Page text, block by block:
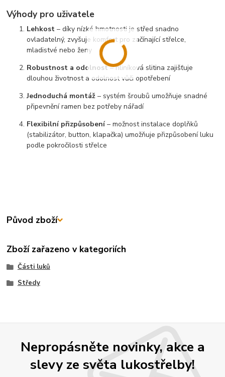
Výhody pro uživatele
Lehkost – díky nízké hmotnosti je střed snadno
ovladatelný, zvyšuje komfort pro začínající střelce,
mladistvé nebo ženy
Robustnost a odolnost– hliníková slitina zajišťuje
dlouhou životnost a odolnost vůči opotřebení
Jednoduchá montáž – systém šroubů umožňuje snadné
připevnění ramen bez potřeby nářadí
Flexibilní přizpůsobení– možnost instalace doplňků
(stabilizátor, button, klapačka) umožňuje přizpůsobení luku
podle pokročilosti střelce
Původ zboží
Zboží zařazeno v kategoriích
Části luků
Středy
Nepropásněte novinky, akce a
slevy ze světa lukostřelby!